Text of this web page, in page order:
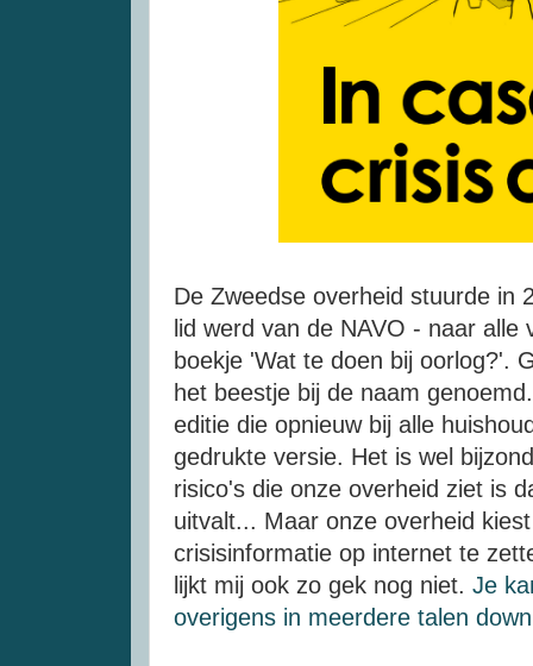
De Zweedse overheid stuurde in
lid werd van de NAVO - naar alle
boekje 'Wat te doen bij oorlog?'.
het beestje bij de naam
editie die opnieuw bij alle
gedrukte versie. Het is wel
risico's die onze overheid ziet is
uitvalt... Maar onze overheid
crisisinformatie op internet te
lijkt mij ook zo gek nog niet. Je
overigens in meerdere talen